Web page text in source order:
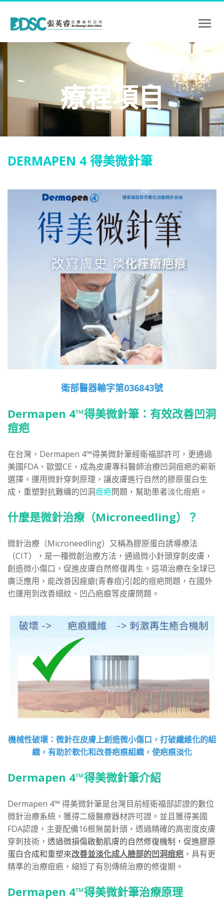
Toggle
療程項目
DERMAPEN 4 得美微針筆
衛部醫器輸字第036843號
Dermapen 4™得美微針筆：有效改善凹洞
痘疤
在台灣，Dermapen 4™得美微針筆經衛福部許可，更通過
美國FDA、歐盟CE，成為皮膚專科醫師治療凹洞痘疤的嶄新
選擇。運用微針穿刺原理，讓皮膚進行自然的膠原蛋白生
成，重塑對抗難纏的凹洞痘疤問題，幫助患者淡化痘疤。
什麼是微針治療（Microneedling）？
微針治療（Microneedling）又稱為膠原蛋白誘導療法
（CIT），是一種微創治療方法，通過微小針頭穿刺皮膚，
創造微小傷口，促進皮膚自然修復再生。這項治療在全球已
廣泛應用，能改善因痤瘡(青春痘)引起的痘疤問題，在國外
也運用到改善細紋、凹凸疤痕等皮膚問題。
機械性破壞：微針在皮膚上創造微小傷口，打破纖維化的組
織，有助於軟化和改善疤痕組織，使疤痕淡化
Dermapen 4™得美微針筆介紹
Dermapen 4™ 得美微針筆是台灣目前經衛福部認證的數位
微針治療系統，獲得二級醫療器材許可證。並且獲得美國
FDA認證，主要配備16根無菌針頭，透過精確的高密度皮膚
穿刺技術， 透過微損傷啟動肌膚的自然修復機制，促進膠原
蛋白合成和重塑來改善並淡化成人臉部的凹洞痘疤 ，具有更
精準的治療痘疤，縮短了有別傳統治療的修復期。
Dermapen 4™得美微針筆治療原理